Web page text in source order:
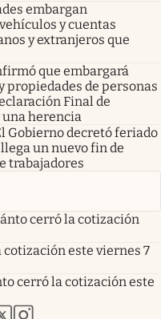
embargan
y cuentas
y extranjeros que
que embargará
propiedades de personas
Final de
herencia
Gobierno decretó feriado
un nuevo fin de
trabajadores
cerró la cotización
este viernes 7
cerró la cotización este
pestaña
nueva pestaña
en nueva pestaña
abre en nueva pestaña
abre en nueva pestaña